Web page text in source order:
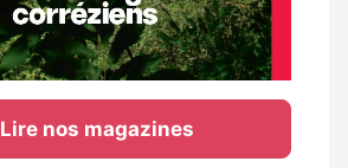
Lire nos magazines